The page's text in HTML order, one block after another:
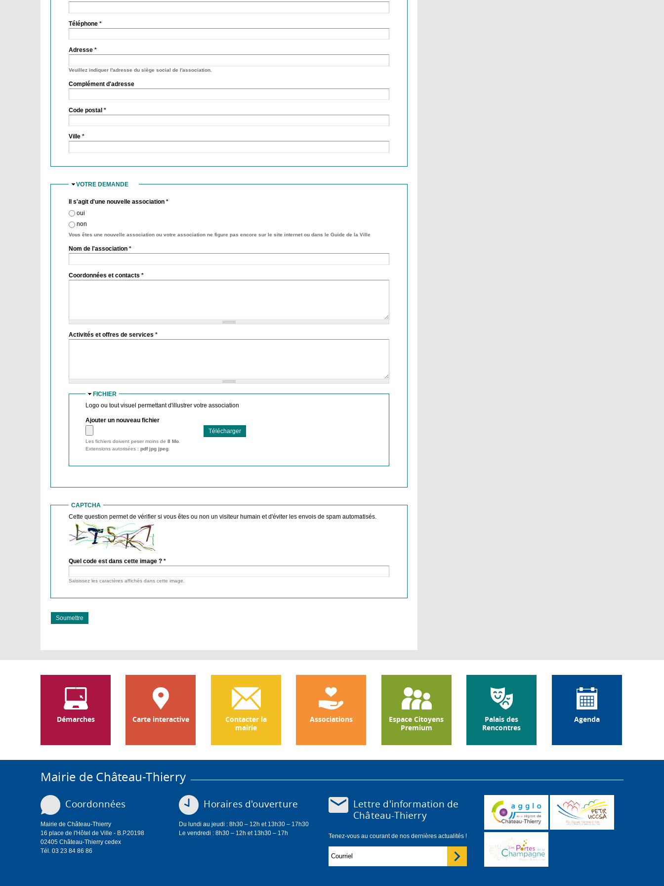
Téléphone*
Adresse*
Veuillez indiquer l'adresse du siège social de l'association.
Complément d'adresse
Code postal*
Ville*
MASQUER
VOTRE DEMANDE
Il s'agit d'une nouvelle association*
oui
non
Vous êtes une nouvelle association ou votre association ne figure pas encore sur le site internet ou dans le Guide de la Ville
Nom de l'association*
Coordonnées et contacts*
Activités et offres de services*
FICHIER
Logo ou tout visuel permettant d'illustrer votre association
Ajouter un nouveau fichier
Les fichiers doivent peser moins de 8 Mo.
Extensions autorisées : pdf jpg jpeg.
CAPTCHA
Cette question permet de vérifier si vous êtes ou non un visiteur humain et d'éviter les envois de spam automatisés.
Quel code est dans cette image ?*
Saisissez les caractères affichés dans cette image.
Démarches Carte interactive
Contacter la
mairie
Associations
Espace Citoyens
Premium
Palais des
Rencontres
Agenda
Mairie de Château-Thierry
Coordonnées
Mairie de Château-Thierry
16 place de l'Hôtel de Ville - B.P.20198
02405 Château-Thierry cedex
Tél. 03 23 84 86 86
Horaires d'ouverture
Du lundi au jeudi : 8h30 – 12h et 13h30 – 17h30
Le vendredi : 8h30 – 12h et 13h30 – 17h
Lettre d'information de
Château-Thierry
Tenez-vous au courant de nos dernières actualités !